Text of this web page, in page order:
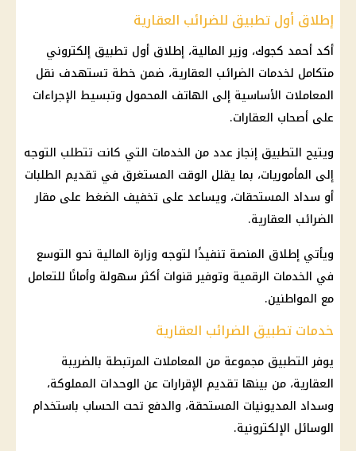
إطلاق أول تطبيق للضرائب العقارية
أكد أحمد كجوك، وزير المالية، إطلاق أول تطبيق إلكتروني
متكامل لخدمات الضرائب العقارية، ضمن خطة تستهدف نقل
المعاملات الأساسية إلى الهاتف المحمول وتبسيط الإجراءات
على أصحاب العقارات.
ويتيح التطبيق إنجاز عدد من الخدمات التي كانت تتطلب التوجه
إلى المأموريات، بما يقلل الوقت المستغرق في تقديم الطلبات
أو سداد المستحقات، ويساعد على تخفيف الضغط على مقار
الضرائب العقارية.
ويأتي إطلاق المنصة تنفيذًا لتوجه وزارة المالية نحو التوسع
في الخدمات الرقمية وتوفير قنوات أكثر سهولة وأمانًا للتعامل
مع المواطنين.
خدمات تطبيق الضرائب العقارية
يوفر التطبيق مجموعة من المعاملات المرتبطة بالضريبة
العقارية، من بينها تقديم الإقرارات عن الوحدات المملوكة،
وسداد المديونيات المستحقة، والدفع تحت الحساب باستخدام
الوسائل الإلكترونية.